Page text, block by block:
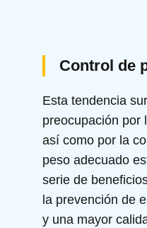
Control de
Esta tendencia
preocupación por
así como por la
peso adecuado
serie de
la prevención de
y una mayor